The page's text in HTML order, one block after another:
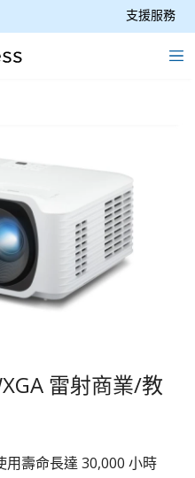
支援服務
雷射商業/教
用壽命長達 30,000 小時